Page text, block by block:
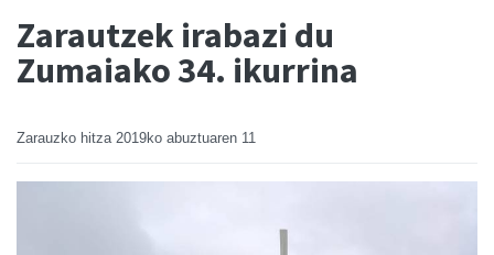
Zarautzek irabazi du
Zumaiako 34. ikurrina
Zarauzko hitza 2019ko abuztuaren 11